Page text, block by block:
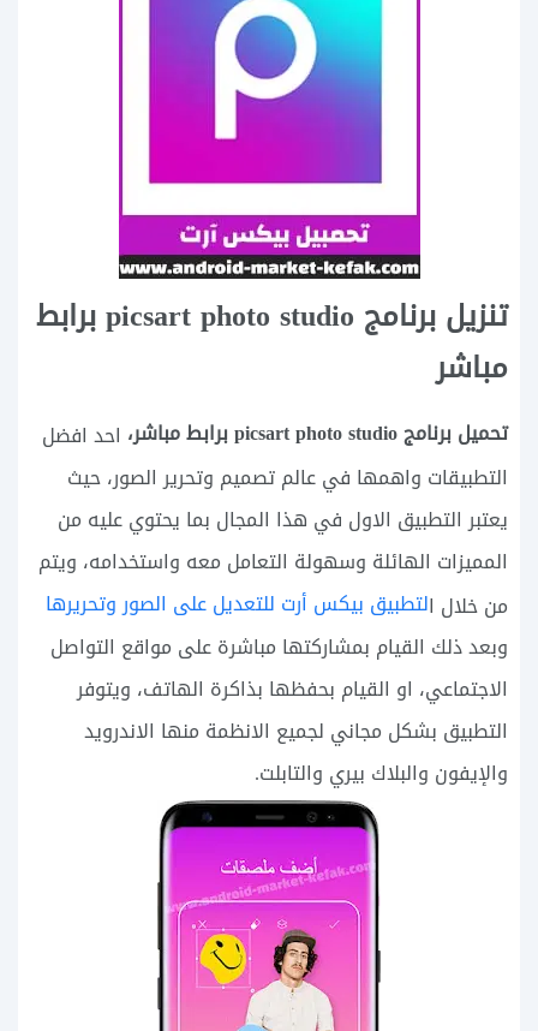
تنزيل برنامج picsart photo studio برابط
مباشر
تحميل برنامج picsart photo studio برابط مباشر،
احد افضل
التطبيقات واهمها في عالم تصميم وتحرير الصور، حيث
يعتبر التطبيق الاول في هذا المجال بما يحتوي عليه من
المميزات الهائلة وسهولة التعامل معه واستخدامه، ويتم
من خلال التطبيق بيكس أرت للتعديل على الصور وتحريرها
وبعد ذلك القيام بمشاركتها مباشرة على مواقع التواصل
الاجتماعي، او القيام بحفظها بذاكرة الهاتف، ويتوفر
التطبيق بشكل مجاني لجميع الانظمة منها الاندرويد
والإيفون والبلاك بيري والتابلت.